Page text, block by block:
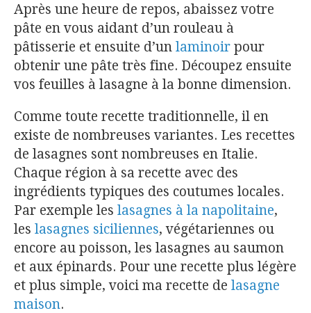
Après une heure de repos, abaissez votre
pâte en vous aidant d’un rouleau à
pâtisserie et ensuite d’un laminoir pour
obtenir une pâte très fine. Découpez ensuite
vos feuilles à lasagne à la bonne dimension.
Comme toute recette traditionnelle, il en
existe de nombreuses variantes. Les recettes
de lasagnes sont nombreuses en Italie.
Chaque région à sa recette avec des
ingrédients typiques des coutumes locales.
Par exemple les lasagnes à la napolitaine,
les lasagnes siciliennes, végétariennes ou
encore au poisson, les lasagnes au saumon
et aux épinards. Pour une recette plus légère
et plus simple, voici ma recette de lasagne
maison.